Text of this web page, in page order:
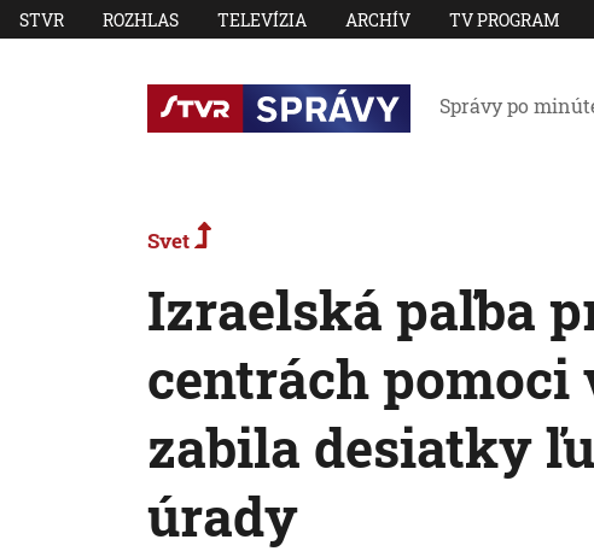
STVR ROZHLAS TELEVÍZIA ARCHÍV TV PROGRAM
Správy po
Svet
Izraelská paľba
centrách pomoci
zabila desiatky
úrady